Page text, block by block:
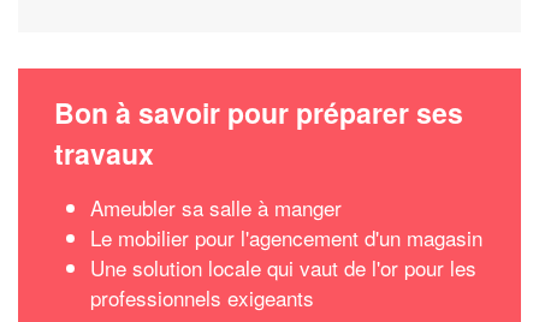
Bon à savoir pour préparer ses
travaux
Ameubler sa salle à manger
Le mobilier pour l'agencement d'un magasin
Une solution locale qui vaut de l'or pour les
professionnels exigeants